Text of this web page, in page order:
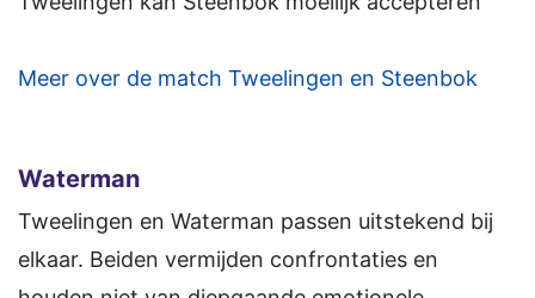
Meer over de match Tweelingen en Steenbok
Waterman
Tweelingen en Waterman passen uitstekend bij
elkaar. Beiden vermijden confrontaties en